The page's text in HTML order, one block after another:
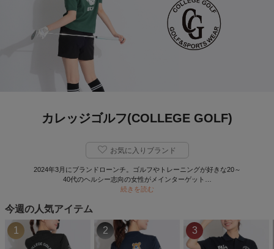
カレッジゴルフ(COLLEGE GOLF)
お気に入りブランド
2024年3月にブランドローンチ。ゴルフやトレーニングが好きな20～
40代のヘルシー志向の女性がメインターゲット…
続きを読む
今週の人気アイテム
1 2 3